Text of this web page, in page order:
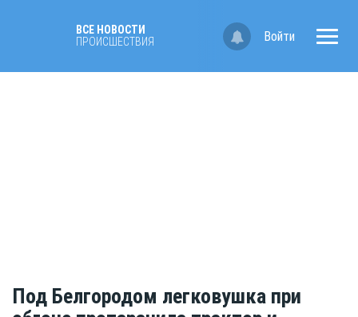
ВСЕ НОВОСТИ
ПРОИСШЕСТВИЯ
Войти
Под Белгородом легковушка при